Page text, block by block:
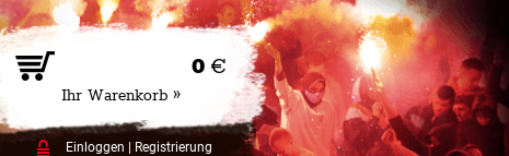
0 €
Ihr Warenkorb »
Einloggen Registrierung